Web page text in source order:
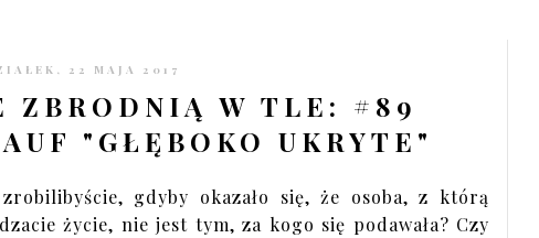
22 MAJA 2017
W TLE: #89
"GŁĘBOKO UKRYTE"
gdyby okazało się, że osoba, z którą
życie, nie jest tym, za kogo się podawała? Czy